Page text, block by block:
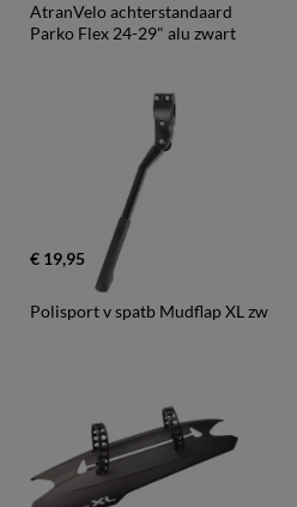
AtranVelo achterstandaard
Parko Flex 24-29" alu zwart
€ 19,95
Polisport v spatb Mudflap XL zw